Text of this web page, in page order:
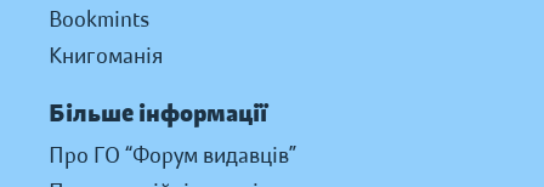
Bookmints
Книгоманія
Більше інформації
Про ГО “Форум видавців”